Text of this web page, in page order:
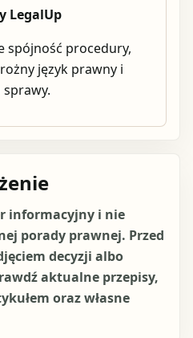
LegalUp
spójność procedury,
język prawny i
informacyjny i nie
porady prawnej. Przed
decyzji albo
aktualne przepisy,
oraz własne